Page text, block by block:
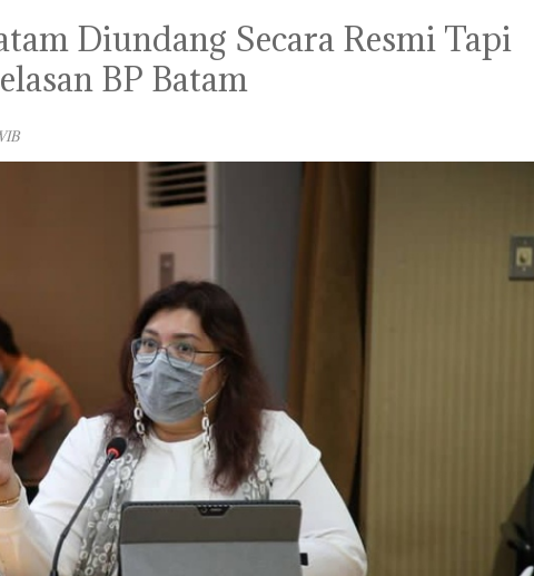
Diundang Secara Resmi Tapi
BP Batam
TNI
Kepri,
Sambut di
Sebelum
ke Lingga
Viral Promo Spa
Tampilkan Wanita
Berpakaian Minim,
Polisi dan Disparbud
Batam Turun Tangan ‎
Tegaskan Perizinan
Ada di BP Batam